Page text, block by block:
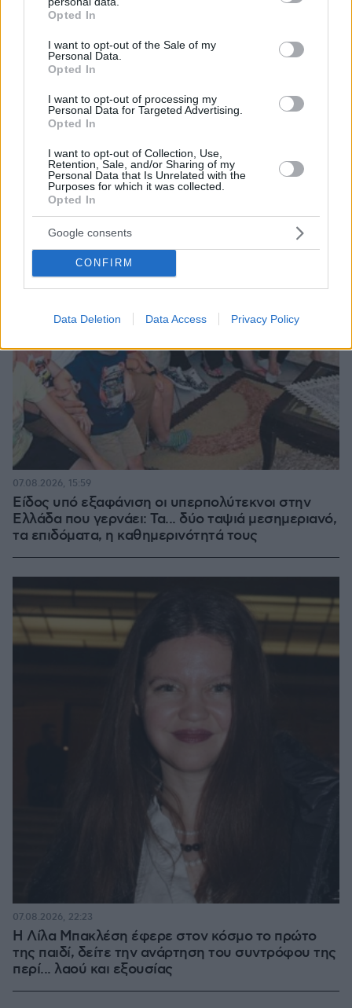
grant or deny consent to Google and its third-party tags to
use your data for below specified purposes in below Google
consent section.
Opted In
I want to opt-out of the Sale of my
Personal Data.
Opted In
I want to opt-out of processing my
Personal Data for Targeted Advertising.
Opted In
I want to opt-out of Collection, Use,
Retention, Sale, and/or Sharing of my
Personal Data that Is Unrelated with the
Purposes for which it was collected.
Opted In
Google consents
CONFIRM
Data Deletion Data Access Privacy Policy
«Πόσα θέλεις για το κορίτσι;»: Τουρίστας στην
καταγγέλλει ο ιδιοκτήτης επιχείρησης
07.08.2026, 18:22
Είδος υπό εξαφάνιση οι υπερπολύτεκνοι στην
Ελλάδα που γερνάει: Τα... δύο ταψιά μεσημεριανό,
τα επιδόματα, η καθημερινότητά τους
07.08.2026, 15:59
Η Λίλα Μπακλέση έφερε στον κόσμο το πρώτο
της παιδί, δείτε την ανάρτηση του συντρόφου της
περί... λαού και εξουσίας
07.08.2026, 22:23